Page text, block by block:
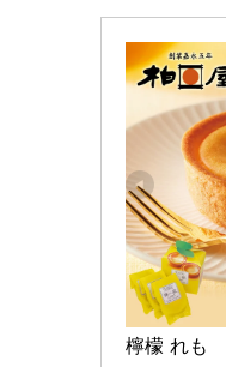
檸檬 れも